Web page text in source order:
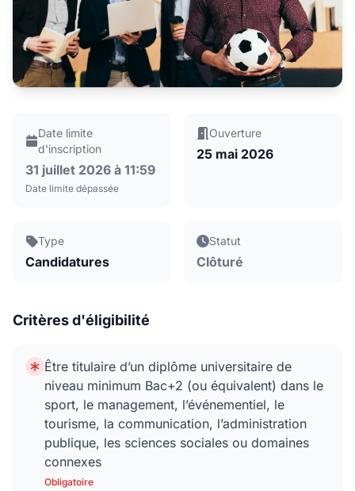
Date limite
d'inscription
31 juillet 2026 à 11:59
Date limite dépassée
Ouverture
25 mai 2026
Type
Candidatures
Statut
Clôturé
Critères d'éligibilité
Être titulaire d’un diplôme universitaire de
niveau minimum Bac+2 (ou équivalent) dans le
sport, le management, l’événementiel, le
tourisme, la communication, l’administration
publique, les sciences sociales ou domaines
connexes
Obligatoire